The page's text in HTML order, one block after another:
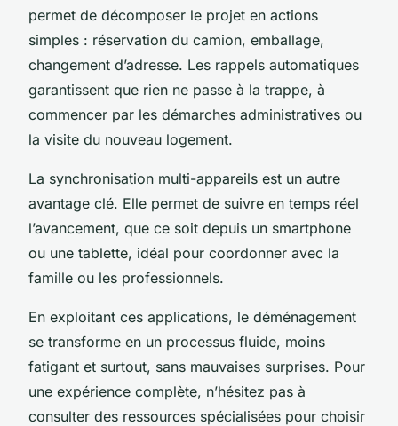
permet de décomposer le projet en actions
simples : réservation du camion, emballage,
changement d’adresse. Les rappels automatiques
garantissent que rien ne passe à la trappe, à
commencer par les démarches administratives ou
la visite du nouveau logement.
La synchronisation multi-appareils est un autre
avantage clé. Elle permet de suivre en temps réel
l’avancement, que ce soit depuis un smartphone
ou une tablette, idéal pour coordonner avec la
famille ou les professionnels.
En exploitant ces applications, le déménagement
se transforme en un processus fluide, moins
fatigant et surtout, sans mauvaises surprises. Pour
une expérience complète, n’hésitez pas à
consulter des ressources spécialisées pour choisir